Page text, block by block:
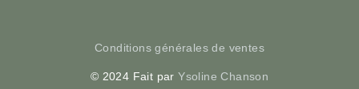
Conditions générales de ventes
© 2024 Fait parYsoline Chanson